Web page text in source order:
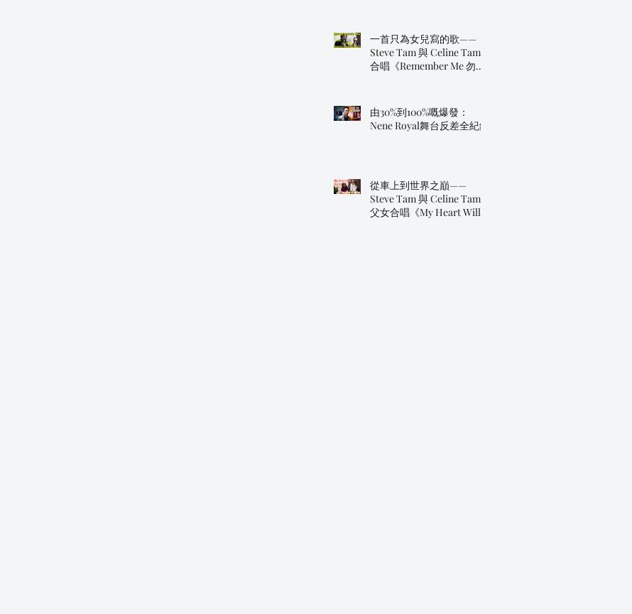
一首只為女兒寫的歌——
Steve Tam 與 Celine Tam
合唱《Remember Me 勿忘
由30%到100%嘅爆發：
Nene Royal舞台反差全紀錄
從車上到世界之巔——
Steve Tam 與 Celine Tam
父女合唱《My Heart Will